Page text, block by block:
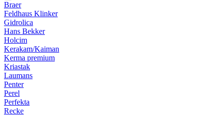
Braer
Feldhaus Klinker
Gidrolica
Hans Bekker
Holcim
Kerakam/Kaiman
Kerma premium
Kriastak
Laumans
Penter
Perel
Perfekta
Recke